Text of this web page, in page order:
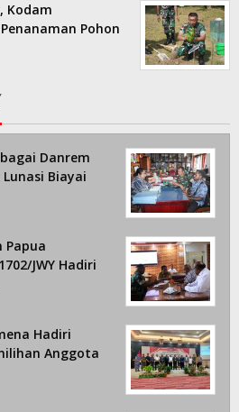
Kodam
Pohon
Danrem
Lunasi Biayai
Papua
JWY Hadiri
Hadiri
Anggota